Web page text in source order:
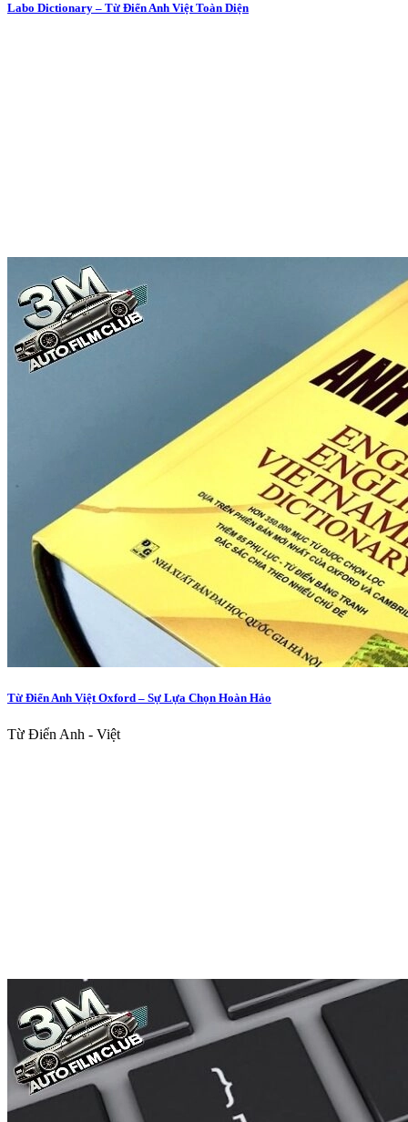
Labo Dictionary – Từ Điển Anh Việt Toàn Diện
Từ Điển Anh Việt Oxford – Sự Lựa Chọn Hoàn Hảo
Từ Điển Anh - Việt